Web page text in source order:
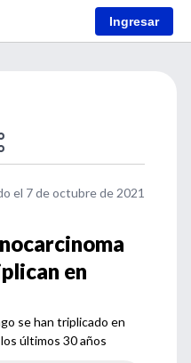
Ingresar
el 7 de octubre de 2021
en
se han triplicado en
últimos 30 años